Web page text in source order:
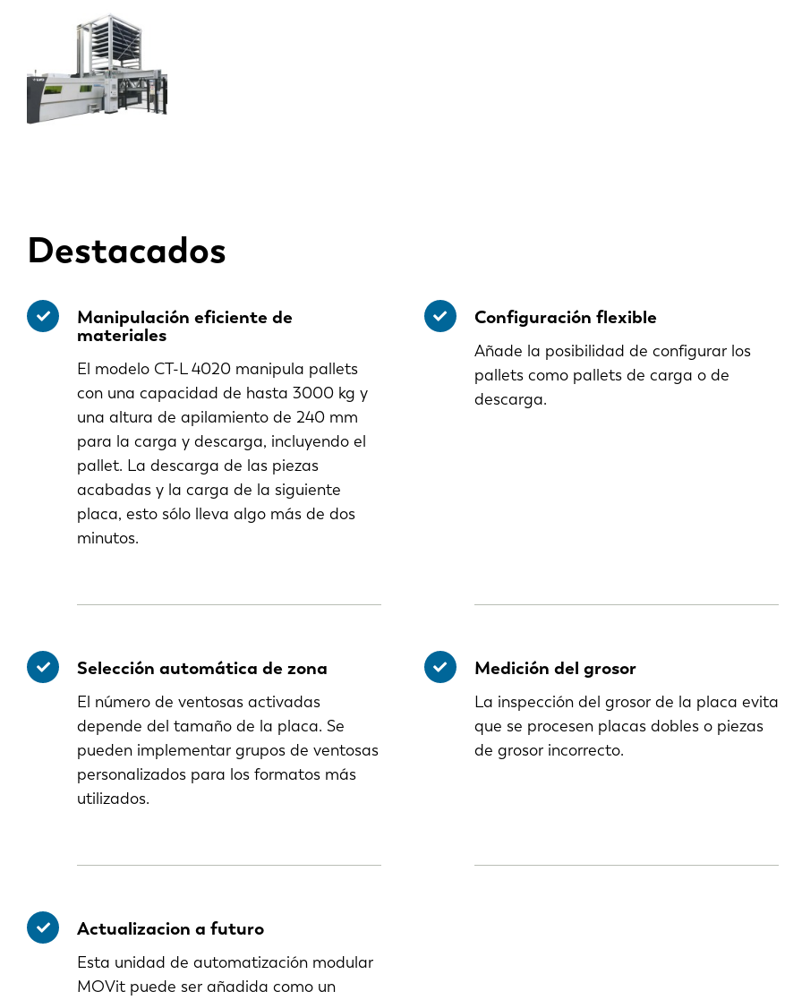
Destacados
Manipulación eficiente de
materiales
El modelo CT-L 4020 manipula pallets
con una capacidad de hasta 3000 kg y
una altura de apilamiento de 240 mm
para la carga y descarga, incluyendo el
pallet. La descarga de las piezas
acabadas y la carga de la siguiente
placa, esto sólo lleva algo más de dos
minutos.
Configuración flexible
Añade la posibilidad de configurar los
pallets como pallets de carga o de
descarga.
Selección automática de zona
El número de ventosas activadas
depende del tamaño de la placa. Se
pueden implementar grupos de ventosas
personalizados para los formatos más
utilizados.
Medición del grosor
La inspección del grosor de la placa evita
que se procesen placas dobles o piezas
de grosor incorrecto.
Actualizacion a futuro
Esta unidad de automatización modular
MOVit puede ser añadida como un